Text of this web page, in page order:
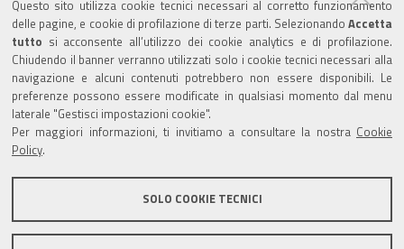
Questo sito utilizza cookie tecnici necessari al corretto funzionamento
delle pagine, e cookie di profilazione di terze parti. Selezionando Accetta
tutto si acconsente all’utilizzo dei cookie analytics e di profilazione.
Chiudendo il banner verranno utilizzati solo i cookie tecnici necessari alla
navigazione e alcuni contenuti potrebbero non essere disponibili. Le
preferenze possono essere modificate in qualsiasi momento dal menu
laterale "Gestisci impostazioni cookie".
Per maggiori informazioni, ti invitiamo a consultare la nostra Cookie
Policy
SOLO COOKIE TECNICI
Amministrazione trasparente
Albo Camerale
Pubblicità Legale
Area riservata Amministratori